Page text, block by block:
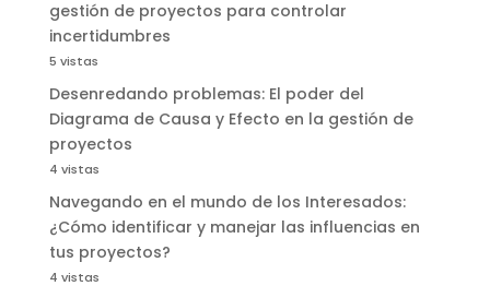
gestión de proyectos para controlar
incertidumbres
5 vistas
Desenredando problemas: El poder del
Diagrama de Causa y Efecto en la gestión de
proyectos
4 vistas
Navegando en el mundo de los Interesados:
¿Cómo identificar y manejar las influencias en
tus proyectos?
4 vistas